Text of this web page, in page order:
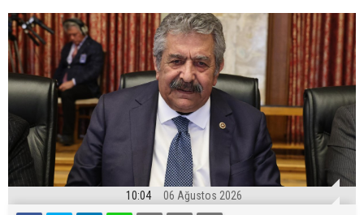
10:04 06 Ağustos 2026